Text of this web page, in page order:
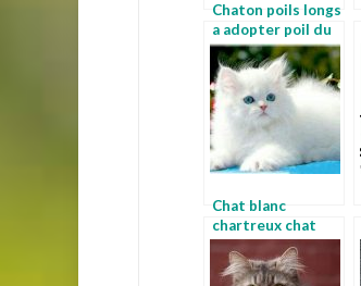
Chaton poils longs
a adopter poil du
chat
Chat blanc
chartreux chat